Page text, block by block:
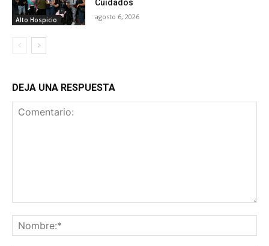
Alto Hospicio
Cuidados
agosto 6, 2026
DEJA UNA RESPUESTA